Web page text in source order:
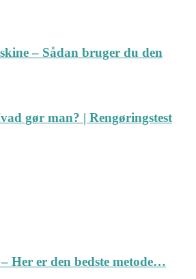
– Sådan bruger du den
gør man? | Rengøringstest
Her er den bedste metode…